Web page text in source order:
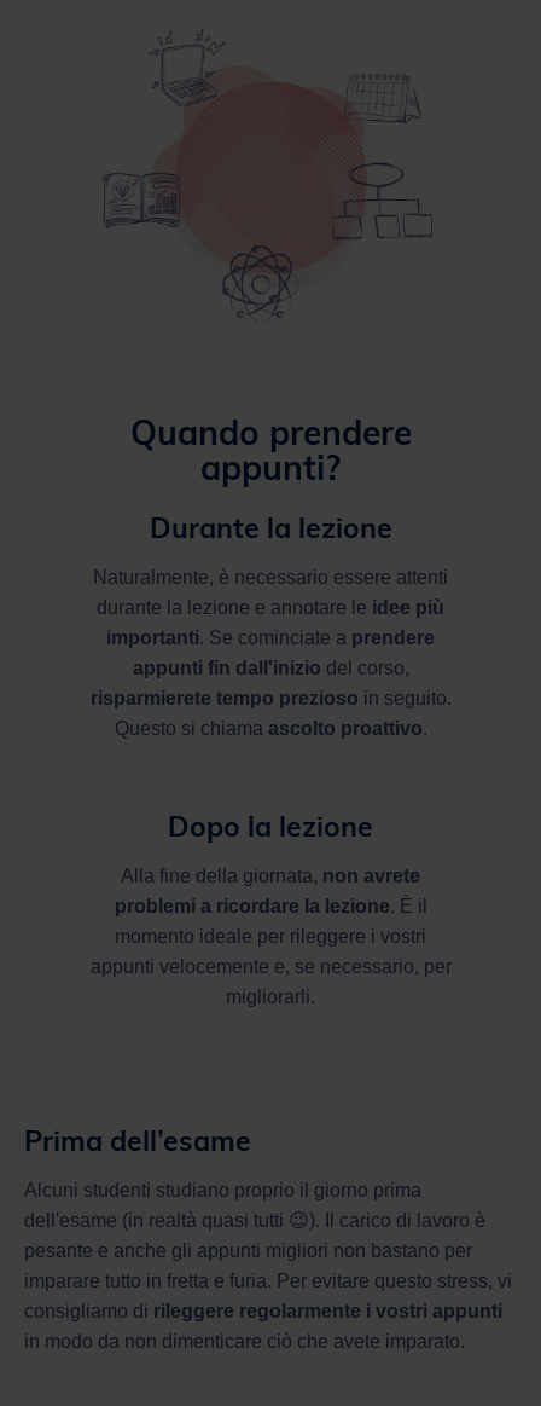
Quando prendere
appunti?
Durante la lezione
Naturalmente, è necessario essere attenti
durante la lezione e annotare le idee più
importanti. Se cominciate a prendere
appunti fin dall'inizio del corso,
risparmierete tempo prezioso in seguito.
Questo si chiama ascolto proattivo.
Dopo la lezione
Alla fine della giornata, non avrete
problemi a ricordare la lezione. È il
momento ideale per rileggere i vostri
appunti velocemente e, se necessario, per
migliorarli.
Prima dell’esame
Alcuni studenti studiano proprio il giorno prima
dell'esame (in realtà quasi tutti 😉). Il carico di lavoro è
pesante e anche gli appunti migliori non bastano per
imparare tutto in fretta e furia. Per evitare questo stress, vi
consigliamo di rileggere regolarmente i vostri appunti
in modo da non dimenticare ciò che avete imparato.